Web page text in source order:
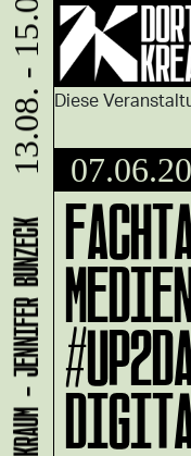
Diese
13.08. - 15.08.